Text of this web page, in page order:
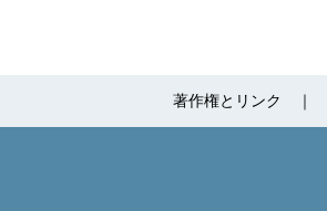
著作権とリンク